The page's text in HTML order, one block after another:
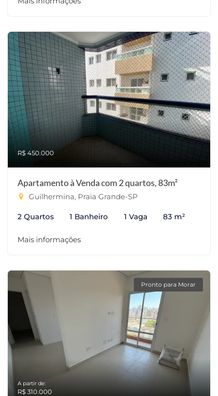
R$ 450.000
Apartamento à Venda com 2 quartos, 83m²
Guilhermina, Praia Grande-SP
2 Quartos 1 Banheiro 1 Vaga 83 m²
Mais informações
Pronto para Morar
A partir de:
R$ 310.000